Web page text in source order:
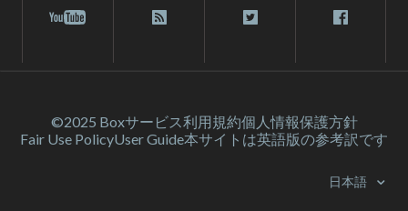
©2025 Boxサービス利⽤規約個人情報保護方針
Fair Use PolicyUser Guide本サイトは英語版の参考訳です
日本語